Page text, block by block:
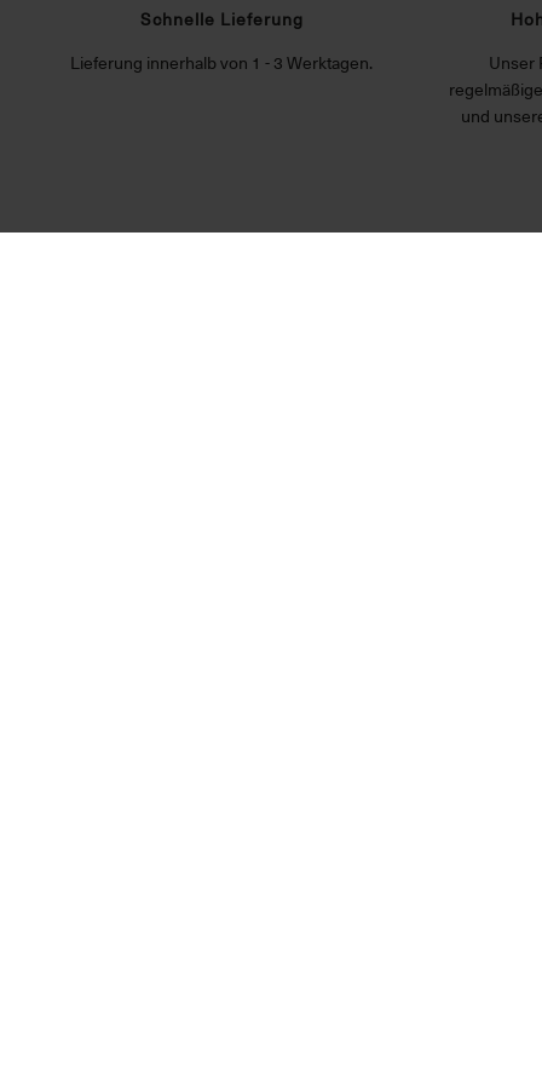
Schnelle Lieferung
Lieferung innerhalb von 1 - 3 Werktagen.
Unser
und